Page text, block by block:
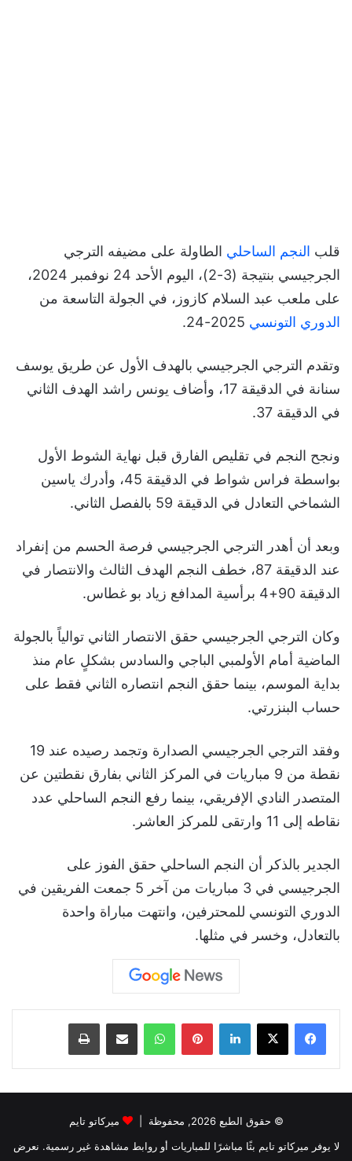
قلب النجم الساحلي الطاولة على مضيفه الترجي
الجرجيسي بنتيجة (3-2)، اليوم الأحد 24 نوفمبر 2024،
على ملعب عبد السلام كازوز، في الجولة التاسعة من
الدوري التونسي
وتقدم الترجي الجرجيسي بالهدف الأول عن طريق يوسف
سنانة في الدقيقة 17، وأضاف يونس راشد الهدف الثاني
في الدقيقة 37.
ونجح النجم في تقليص الفارق قبل نهاية الشوط الأول
بواسطة فراس شواط في الدقيقة 45، وأدرك ياسين
الشماخي التعادل في الدقيقة 59 بالفصل الثاني.
وبعد أن أهدر الترجي الجرجيسي فرصة الحسم من إنفراد
عند الدقيقة 87، خطف النجم الهدف الثالث والانتصار في
الدقيقة 90+4 برأسية المدافع زياد بو غطاس.
وكان الترجي الجرجيسي حقق الانتصار الثاني توالياً بالجولة
الماضية أمام الأولمبي الباجي والسادس بشكلٍ عام منذ
بداية الموسم، بينما حقق النجم انتصاره الثاني فقط على
حساب البنزرتي.
وفقد الترجي الجرجيسي الصدارة وتجمد رصيده عند 19
نقطة من 9 مباريات في المركز الثاني بفارق نقطتين عن
المتصدر النادي الإفريقي، بينما رفع النجم الساحلي عدد
نقاطه إلى 11 وارتقى للمركز العاشر.
الجدير بالذكر أن النجم الساحلي حقق الفوز على
الجرجيسي في 3 مباريات من آخر 5 جمعت الفريقين في
الدوري التونسي للمحترفين، وانتهت مباراة واحدة
بالتعادل، وخسر في مثلها.
لينكدإن بينتيريست واتساب
© حقوق الطبع 2026, محفوظة |
ميركاتو تايم
لا يوفر ميركاتو تايم بثًا مباشرًا للمباريات أو روابط مشاهدة غير رسمية. نعرض